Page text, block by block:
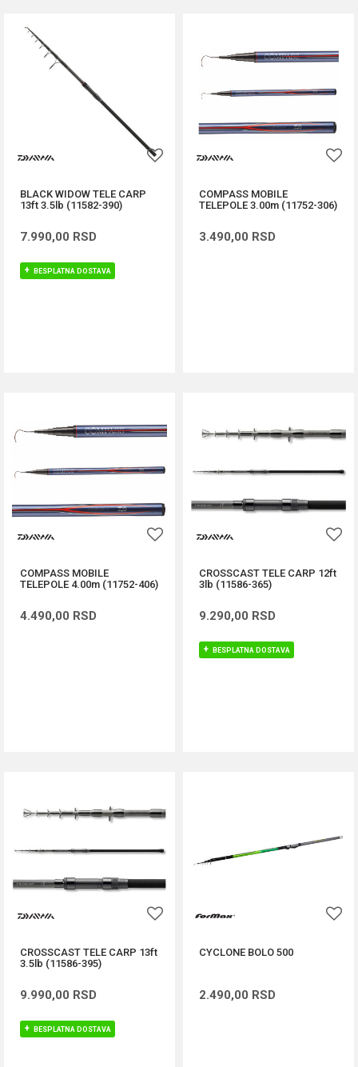
BLACK WIDOW TELE CARP
13ft 3.5lb (11582-390)
7.990,00 RSD
BESPLATNA DOSTAVA
COMPASS MOBILE
TELEPOLE 3.00m (11752-306)
3.490,00 RSD
COMPASS MOBILE
TELEPOLE 4.00m (11752-406)
4.490,00 RSD
CROSSCAST TELE CARP 12ft
3lb (11586-365)
9.290,00 RSD
BESPLATNA DOSTAVA
CROSSCAST TELE CARP 13ft
3.5lb (11586-395)
9.990,00 RSD
BESPLATNA DOSTAVA
CYCLONE BOLO 500
2.490,00 RSD